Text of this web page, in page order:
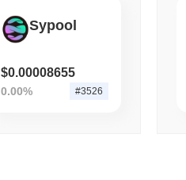
過去24時間で、Mario Coinの取引量は
唆しています。
史上最高値（ATH）：
Sypool
$0.00008655
0.00% #3526